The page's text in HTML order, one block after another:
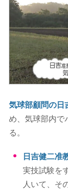
気球部顧問の日
め、気球部内で
る。
日吉健二准
実技試験を
人いて、そ